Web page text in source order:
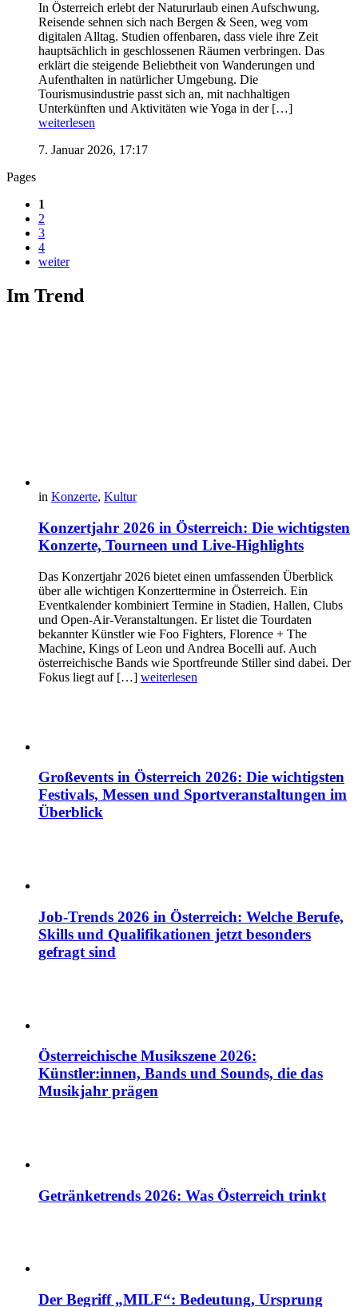
In Österreich erlebt der Natururlaub einen Aufschwung.
Reisende sehnen sich nach Bergen & Seen, weg vom
digitalen Alltag. Studien offenbaren, dass viele ihre Zeit
hauptsächlich in geschlossenen Räumen verbringen. Das
erklärt die steigende Beliebtheit von Wanderungen und
Aufenthalten in natürlicher Umgebung. Die
Tourismusindustrie passt sich an, mit nachhaltigen
Unterkünften und Aktivitäten wie Yoga in der […]
weiterlesen
7. Januar 2026, 17:17
Pages
1
2
3
4
weiter
Im Trend
in Konzerte, Kultur
Konzertjahr 2026 in Österreich: Die wichtigsten
Konzerte, Tourneen und Live-Highlights
Das Konzertjahr 2026 bietet einen umfassenden Überblick
über alle wichtigen Konzerttermine in Österreich. Ein
Eventkalender kombiniert Termine in Stadien, Hallen, Clubs
und Open-Air-Veranstaltungen. Er listet die Tourdaten
bekannter Künstler wie Foo Fighters, Florence + The
Machine, Kings of Leon und Andrea Bocelli auf. Auch
österreichische Bands wie Sportfreunde Stiller sind dabei. Der
Fokus liegt auf […] weiterlesen
Großevents in Österreich 2026: Die wichtigsten
Festivals, Messen und Sportveranstaltungen im
Überblick
Job-Trends 2026 in Österreich: Welche Berufe,
Skills und Qualifikationen jetzt besonders
gefragt sind
Österreichische Musikszene 2026:
Künstler:innen, Bands und Sounds, die das
Musikjahr prägen
Getränketrends 2026: Was Österreich trinkt
Der Begriff „MILF“: Bedeutung, Ursprung